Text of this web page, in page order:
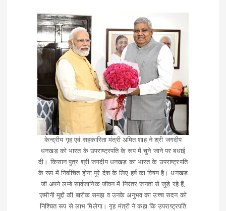
केन्द्रीय गृह एवं सहकारिता मंत्री अमित शाह ने श्री जगदीप
धनखड़ को भारत के उपराष्ट्रपति के रूप में चुने जाने पर बधाई
दी। किसान पुत्र श्री जगदीप धनखड़ का भारत के उपराष्ट्रपति
के रूप में निर्वाचित होना पूरे देश के लिए हर्ष का विषय है। धनखड़
जी अपने लम्बे सार्वजानिक जीवन में निरंतर जनता से जुड़े रहे हैं,
ज़मीनी मुद्दों की बारीक समझ व उनके अनुभव का उच्च सदन को
निश्चित रूप से लाभ मिलेगा। गृह मंत्री ने कहा कि उपराष्ट्रपति